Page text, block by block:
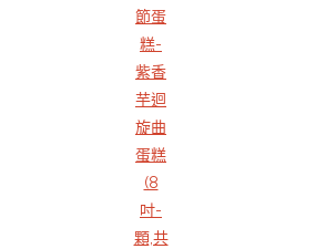
節蛋
糕-
紫香
芋迴
旋曲
蛋糕
(8
吋-
顆,共